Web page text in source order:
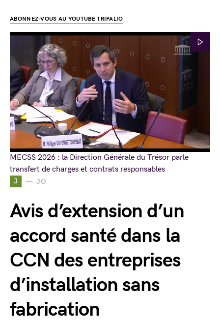
J JO
Avis d’extension d’un
accord santé dans la
CCN des entreprises
d’installation sans
fabrication
ABONNEZ-VOUS AU YOUTUBE TRIPALIO
MECSS 2026 : la Direction Générale du Trésor parle
transfert de charges et contrats responsables